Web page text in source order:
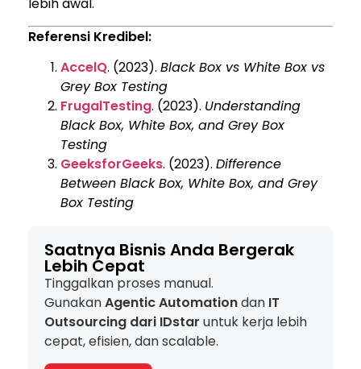
lebih awal.
Referensi Kredibel:
AccelQ. (2023). Black Box vs White Box vs
Grey Box Testing
FrugalTesting. (2023). Understanding
Black Box, White Box, and Grey Box
Testing
GeeksforGeeks. (2023). Difference
Between Black Box, White Box, and Grey
Box Testing
Saatnya Bisnis Anda Bergerak
Lebih Cepat
Tinggalkan proses manual.
GunakanAgentic Automationdan IT
Outsourcing dari IDstar untuk kerja lebih
cepat, efisien, dan scalable.